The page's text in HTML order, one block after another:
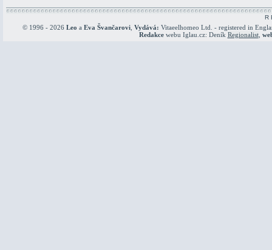
R
© 1996 - 2026 Leo a Eva Švančarovi Vydává: Vitaeelhomeo Ltd. - registered in
Redakcewebu Iglau.cz: Deník Regionalist,